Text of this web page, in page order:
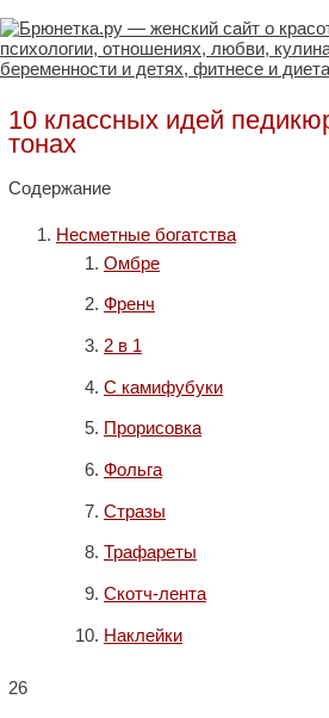
10 классных идей
тонах
Содержание
Несметные богатства
Омбре
Френч
2 в 1
С камифубуки
Прорисовка
Фольга
Стразы
Трафареты
Скотч-лента
Наклейки
26